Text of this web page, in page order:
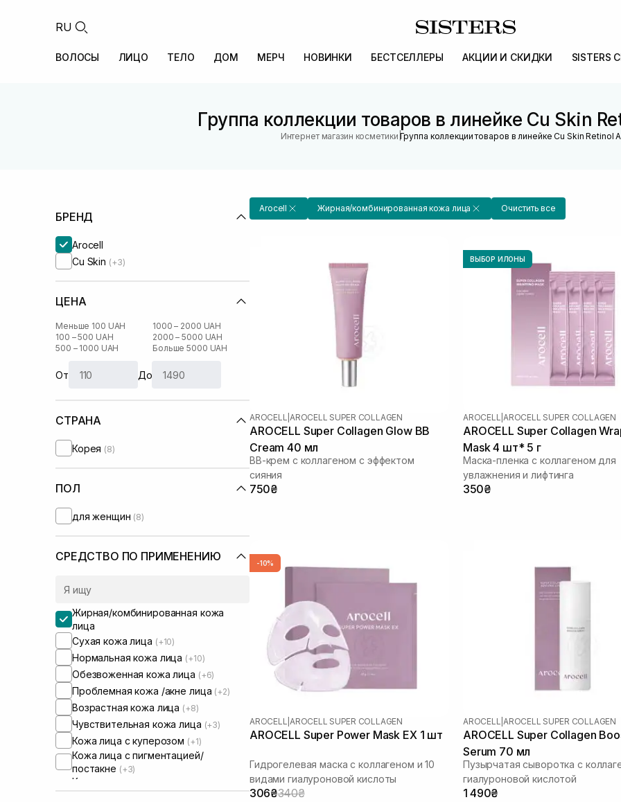
RU
ВОЛОСЫ ЛИЦО ТЕЛО ДОМ МЕРЧ НОВИНКИ БЕСТСЕЛЛЕРЫ АКЦИИ И СКИДКИ SISTERS
Группа коллекции товаров в линейке Cu Skin
Интернет магазин косметики |Группа коллекции товаров в линейке Cu Skin Retinol
БРЕНД
Arocell
Cu Skin (+3)
ЦЕНА
Меньше 100 UAH
100 – 500 UAH
500 – 1000 UAH
1000 – 2000 UAH
2000 – 5000 UAH
Больше 5000 UAH
От До
СТРАНА
Корея (8)
ПОЛ
для женщин (8)
СРЕДСТВО ПО ПРИМЕНЕНИЮ
Жирная/комбинированная кожа
лица
Сухая кожа лица (+10)
Нормальная кожа лица (+10)
Обезвоженная кожа лица (+6)
Проблемная кожа /акне лица (+2)
Возрастная кожа лица (+8)
Чувствительная кожа лица (+3)
Кожа лица с куперозом (+1)
Кожа лица с пигментацией/
постакне (+3)
Кожа лица с расширенными порами
Arocell Жирная/комбинированная кожа лица Очистить все
AROCELL AROCELL SUPER COLLAGEN
AROCELL Super Collagen Glow BB
Cream 40 мл
ВВ-крем с коллагеном с эффектом
сияния
750₴
ВЫБОР ИЛОНЫ
AROCELL AROCELL SUPER COLLAGEN
AROCELL Super Collagen
Mask 4 шт* 5 г
Маска-пленка с коллагеном для
увлажнения и лифтинга
350₴
-10%
AROCELL AROCELL SUPER COLLAGEN
AROCELL Super Power Mask EX 1 шт
Гидрогелевая маска с коллагеном и 10
видами гиалуроновой кислоты
306₴340₴
AROCELL AROCELL SUPER COLLAGEN
AROCELL Super Collagen
Serum 70 мл
Пузырчатая сыворотка с
гиалуроновой кислотой
1 490₴